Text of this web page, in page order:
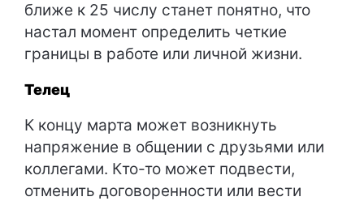
ближе к 25 числу станет понятно, что
настал момент определить четкие
границы в работе или личной жизни.
Телец
К концу марта может возникнуть
напряжение в общении с друзьями или
коллегами. Кто-то может подвести,
отменить договоренности или вести